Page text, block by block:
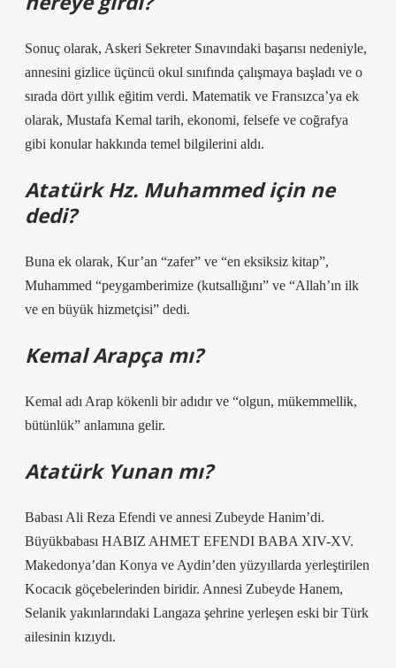
Sonuç olarak, Askeri Sekreter Sınavındaki başarısı nedeniyle,
annesini gizlice üçüncü okul sınıfında çalışmaya başladı ve o
sırada dört yıllık eğitim verdi. Matematik ve Fransızca’ya ek
olarak, Mustafa Kemal tarih, ekonomi, felsefe ve coğrafya
gibi konular hakkında temel bilgilerini aldı.
Atatürk Hz. Muhammed için ne
dedi?
Buna ek olarak, Kur’an “zafer” ve “en eksiksiz kitap”,
Muhammed “peygamberimize (kutsallığını” ve “Allah’ın ilk
ve en büyük hizmetçisi” dedi.
Kemal Arapça mı?
Kemal adı Arap kökenli bir adıdır ve “olgun, mükemmellik,
bütünlük” anlamına gelir.
Atatürk Yunan mı?
Babası Ali Reza Efendi ve annesi Zubeyde Hanim’di.
Büyükbabası HABIZ AHMET EFENDI BABA XIV-XV.
Makedonya’dan Konya ve Aydin’den yüzyıllarda yerleştirilen
Kocacık göçebelerinden biridir. Annesi Zubeyde Hanem,
Selanik yakınlarındaki Langaza şehrine yerleşen eski bir Türk
ailesinin kızıydı.